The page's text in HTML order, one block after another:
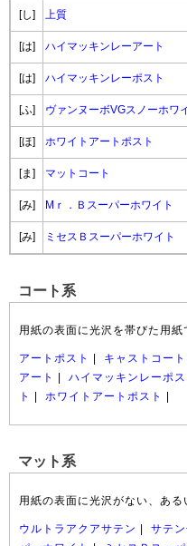
[し] 上質
[は] ハイマッキンレーアート
[は] ハイマッキンレーポスト
[ふ] ヴァンヌーボVGスノーホワ
[ほ] ホワイトアートポスト
[ま] マットコート
[み] Mｒ．Ｂスーパーホワイト
[み] ミセスＢスーパーホワイト
コート系
用紙の表面に光沢を帯びた用紙
アートポスト キャストコート
アート
ハイマッキンレーポス
ト
ホワイトアートポスト
マット系
用紙の表面に光沢がない、ある
ウルトラアクアサテン サテ